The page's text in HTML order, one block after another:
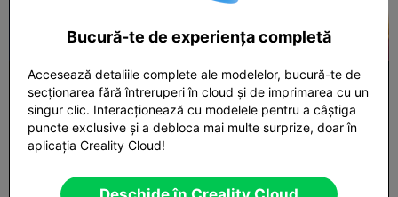
Bucură-te de experiența completă
Accesează detaliile complete ale modelelor, bucură-te de
secționarea fără întreruperi în cloud și de imprimarea cu un
singur clic. Interacționează cu modelele pentru a câștiga
puncte exclusive și a debloca mai multe surprize, doar în
aplicația Creality Cloud!